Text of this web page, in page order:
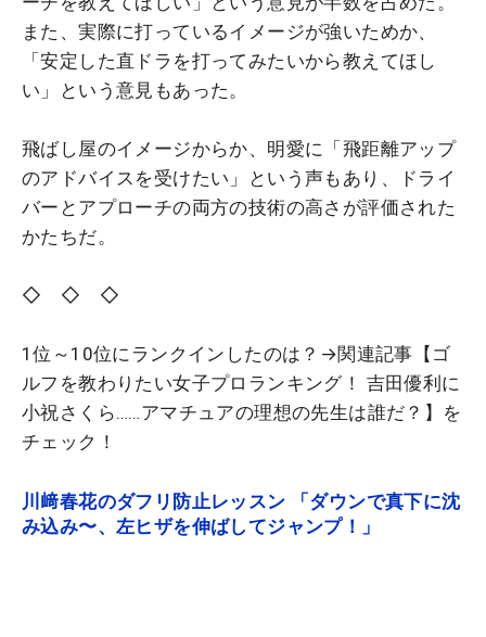
また、実際に打っているイメージが強いためか、
「安定した直ドラを打ってみたいから教えてほし
い」という意見もあった。
飛ばし屋のイメージからか、明愛に「飛距離アップ
のアドバイスを受けたい」という声もあり、ドライ
バーとアプローチの両方の技術の高さが評価された
かたちだ。
◇ ◇ ◇
1位～10位にランクインしたのは？→関連記事【ゴ
ルフを教わりたい女子プロランキング！ 吉田優利に
小祝さくら……アマチュアの理想の先生は誰だ？】を
チェック！
川﨑春花のダフリ防止レッスン 「ダウンで真下に沈
み込み〜、左ヒザを伸ばしてジャンプ！」